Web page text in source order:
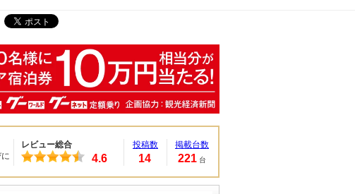
レビュー総合
4.6
投稿数
14
掲載台数
221 台